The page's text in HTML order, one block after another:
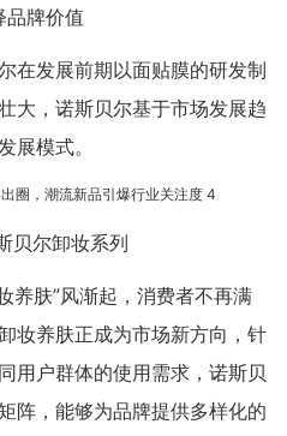
品牌价值
在发展前期以面贴膜的研发制
大，诺斯贝尔基于市场发展趋
展模式。
贝尔卸妆系列
养肤”风渐起，消费者不再满
妆养肤正成为市场新方向，针
用户群体的使用需求，诺斯贝
阵，能够为品牌提供多样化的